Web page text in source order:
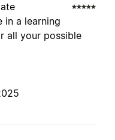
in a learning
all your possible